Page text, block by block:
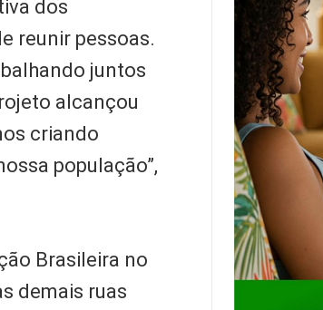
dos
reunir pessoas.
juntos
alcançou
criando
população”,
Brasileira no
demais ruas